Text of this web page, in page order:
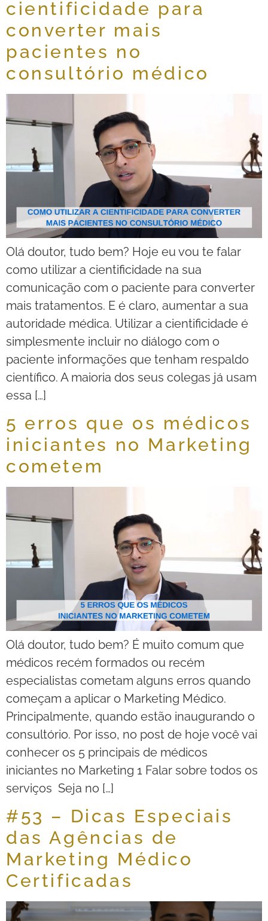
cientificidade para
converter mais
pacientes no
consultório médico
Olá doutor, tudo bem? Hoje eu vou te falar
como utilizar a cientificidade na sua
comunicação com o paciente para converter
mais tratamentos. E é claro, aumentar a sua
autoridade médica. Utilizar a cientificidade é
simplesmente incluir no diálogo com o
paciente informações que tenham respaldo
científico. A maioria dos seus colegas já usam
essa […]
5 erros que os médicos
iniciantes no Marketing
cometem
Olá doutor, tudo bem? É muito comum que
médicos recém formados ou recém
especialistas cometam alguns erros quando
começam a aplicar o Marketing Médico.
Principalmente, quando estão inaugurando o
consultório. Por isso, no post de hoje você vai
conhecer os 5 principais de médicos
iniciantes no Marketing 1 Falar sobre todos os
serviços Seja no […]
#53 – Dicas Especiais
das Agências de
Marketing Médico
Certificadas